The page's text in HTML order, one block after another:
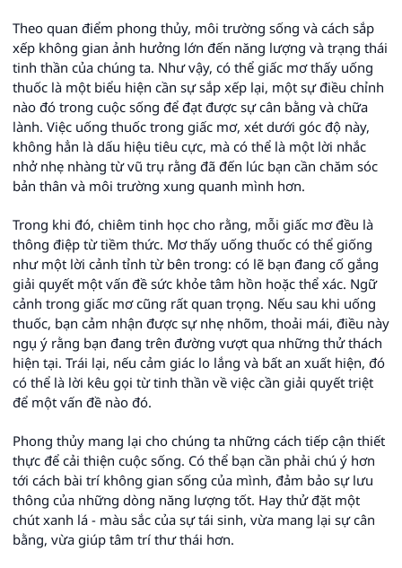
Theo quan điểm phong thủy, môi trường sống và cách sắp
xếp không gian ảnh hưởng lớn đến năng lượng và trạng thái
tinh thần của chúng ta. Như vậy, có thể giấc mơ thấy uống
thuốc là một biểu hiện cần sự sắp xếp lại, một sự điều chỉnh
nào đó trong cuộc sống để đạt được sự cân bằng và chữa
lành. Việc uống thuốc trong giấc mơ, xét dưới góc độ này,
không hẳn là dấu hiệu tiêu cực, mà có thể là một lời nhắc
nhở nhẹ nhàng từ vũ trụ rằng đã đến lúc bạn cần chăm sóc
bản thân và môi trường xung quanh mình hơn.
Trong khi đó, chiêm tinh học cho rằng, mỗi giấc mơ đều là
thông điệp từ tiềm thức. Mơ thấy uống thuốc có thể giống
như một lời cảnh tỉnh từ bên trong: có lẽ bạn đang cố gắng
giải quyết một vấn đề sức khỏe tâm hồn hoặc thể xác. Ngữ
cảnh trong giấc mơ cũng rất quan trọng. Nếu sau khi uống
thuốc, bạn cảm nhận được sự nhẹ nhõm, thoải mái, điều này
ngụ ý rằng bạn đang trên đường vượt qua những thử thách
hiện tại. Trái lại, nếu cảm giác lo lắng và bất an xuất hiện, đó
có thể là lời kêu gọi từ tinh thần về việc cần giải quyết triệt
để một vấn đề nào đó.
Phong thủy mang lại cho chúng ta những cách tiếp cận thiết
thực để cải thiện cuộc sống. Có thể bạn cần phải chú ý hơn
tới cách bài trí không gian sống của mình, đảm bảo sự lưu
thông của những dòng năng lượng tốt. Hay thử đặt một
chút xanh lá - màu sắc của sự tái sinh, vừa mang lại sự cân
bằng, vừa giúp tâm trí thư thái hơn.